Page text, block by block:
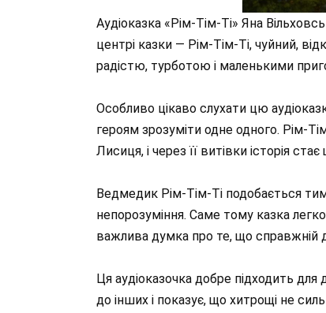
Аудіоказка «Рім-Тім-Ті» Яна
центрі казки — Рім-Тім-Ті, чуйний,
радістю, турботою і маленькими
Особливо цікаво слухати цю
героям зрозуміти одне одного. Рім-
Лисиця, і через її витівки історія
Ведмедик Рім-Тім-Ті подобається
непорозуміння. Саме тому казка
важлива думка про те, що справжній
Ця аудіоказочка добре підходить для
до інших і показує, що хитрощі не